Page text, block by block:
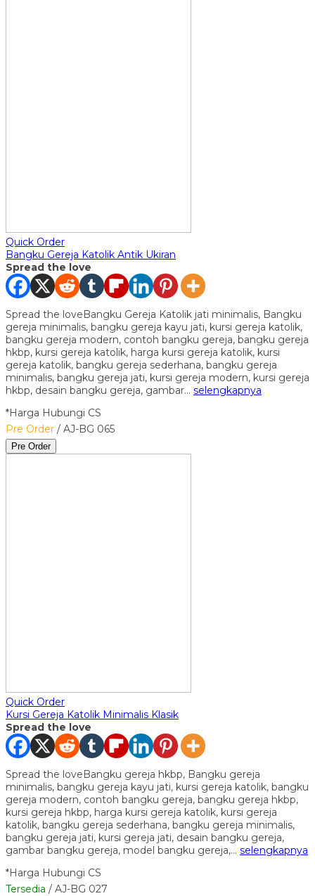
Quick Order
Bangku Gereja Katolik Antik Ukiran
Spread the love
Spread the loveBangku Gereja Katolik jati minimalis, Bangku
gereja minimalis, bangku gereja kayu jati, kursi gereja katolik,
bangku gereja modern, contoh bangku gereja, bangku gereja
hkbp, kursi gereja katolik, harga kursi gereja katolik, kursi
gereja katolik, bangku gereja sederhana, bangku gereja
minimalis, bangku gereja jati, kursi gereja modern, kursi gereja
hkbp, desain bangku gereja, gambar… selengkapnya
*Harga Hubungi CS
Pre Order / AJ-BG 065
Pre Order
Quick Order
Kursi Gereja Katolik Minimalis Klasik
Spread the love
Spread the loveBangku gereja hkbp, Bangku gereja
minimalis, bangku gereja kayu jati, kursi gereja katolik, bangku
gereja modern, contoh bangku gereja, bangku gereja hkbp,
kursi gereja hkbp, harga kursi gereja katolik, kursi gereja
katolik, bangku gereja sederhana, bangku gereja minimalis,
bangku gereja jati, kursi gereja jati, desain bangku gereja,
gambar bangku gereja, model bangku gereja,… selengkapnya
*Harga Hubungi CS
Tersedia / AJ-BG 027